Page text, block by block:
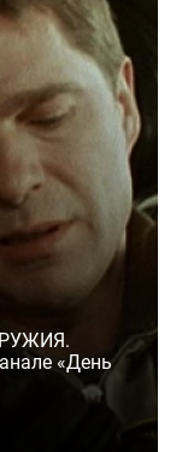
«День